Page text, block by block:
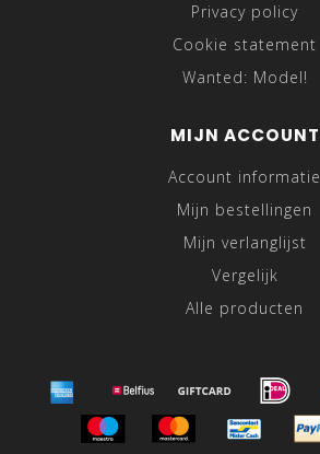
Privacy policy
Cookie statement
Wanted: Model!
MIJN ACCOUNT
Account informatie
Mijn bestellingen
Mijn verlanglijst
Vergelijk
Alle producten